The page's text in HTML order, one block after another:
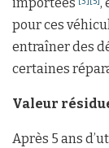
pour ces
entraîner des
certaines
Valeur
Après 5 ans